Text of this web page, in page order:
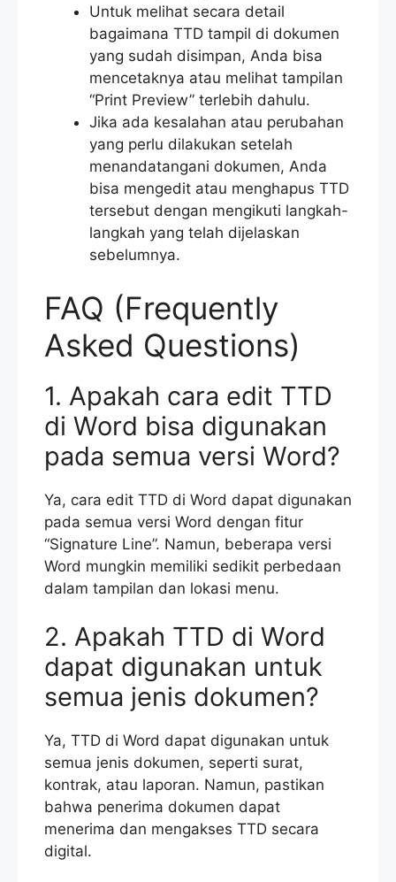
Untuk melihat secara detail
bagaimana TTD tampil di dokumen
yang sudah disimpan, Anda bisa
mencetaknya atau melihat tampilan
“Print Preview” terlebih dahulu.
Jika ada kesalahan atau perubahan
yang perlu dilakukan setelah
menandatangani dokumen, Anda
bisa mengedit atau menghapus TTD
tersebut dengan mengikuti langkah-
langkah yang telah dijelaskan
sebelumnya.
FAQ (Frequently
Asked Questions)
1. Apakah cara edit TTD
di Word bisa digunakan
pada semua versi Word?
Ya, cara edit TTD di Word dapat digunakan
pada semua versi Word dengan fitur
“Signature Line”. Namun, beberapa versi
Word mungkin memiliki sedikit perbedaan
dalam tampilan dan lokasi menu.
2. Apakah TTD di Word
dapat digunakan untuk
semua jenis dokumen?
Ya, TTD di Word dapat digunakan untuk
semua jenis dokumen, seperti surat,
kontrak, atau laporan. Namun, pastikan
bahwa penerima dokumen dapat
menerima dan mengakses TTD secara
digital.